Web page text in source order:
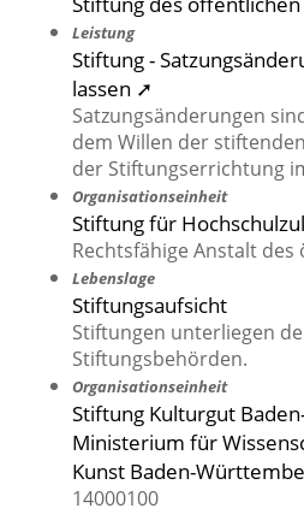
Leistung
Stiftung -
lassen ➚
Satzungsänderungen
dem Willen der
der Stiftungserrichtung
Organisationseinheit
Stiftung für
Rechtsfähige Anstalt
Lebenslage
Stiftungsaufsicht
Stiftungen unterliegen
Stiftungsbehörden.
Organisationseinheit
Stiftung Kulturgut
Ministerium für
Kunst Baden-
14000100